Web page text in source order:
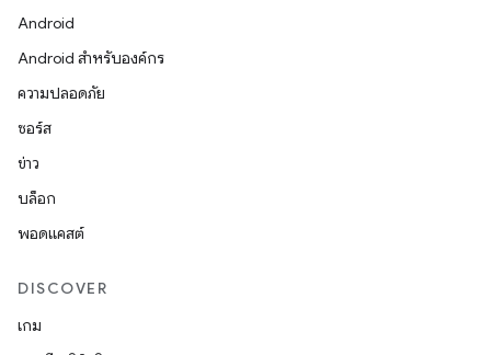
Android
Android สำหรับองค์กร
ความปลอดภัย
ซอร์ส
ข่าว
บล็อก
พอดแคสต์
DISCOVER
เกม